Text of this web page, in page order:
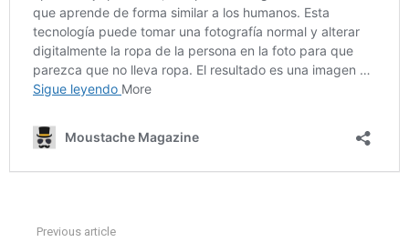
Previous article